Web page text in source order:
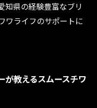
知県の経験豊富なブリ
ワライフのサポートに
が教えるスムースチワ